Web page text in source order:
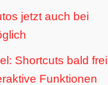
jetzt auch bei
Shortcuts bald frei
Funktionen